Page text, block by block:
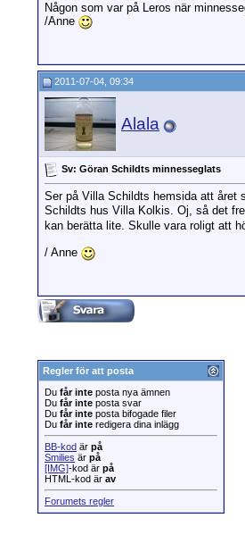
Någon som var på Leros när
/Anne
2011-07-04, 09:34
Alala
Sv: Göran Schildts minnesseglats
Ser på Villa Schildts hemsida att året
Schildts hus Villa Kolkis. Oj, så det
kan berätta lite. Skulle vara roligt att
/ Anne
Regler för att posta
Du får inte posta nya ämnen
Du får inte posta svar
Du får inte posta bifogade filer
Du får inte redigera dina inlägg
BB-kod är på
Smilies är på
[IMG]-kod är på
HTML-kod är av
Forumets regler